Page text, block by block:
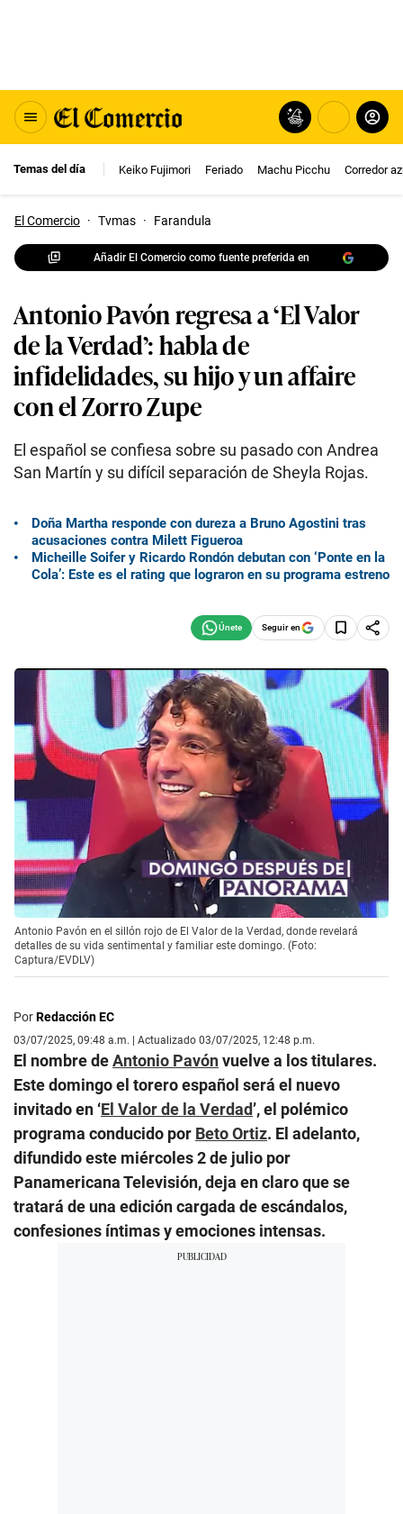
Temas del día Keiko Fujimori Feriado Machu Picchu Corredor
El Comercio · Tvmas · Farandula
Añadir El Comercio como fuente preferida en
Antonio Pavón regresa a ‘El Valor
de la Verdad’: habla de
infidelidades, su hijo y un affaire
con el Zorro Zupe
El español se confiesa sobre su pasado con Andrea
San Martín y su difícil separación de Sheyla Rojas.
Doña Martha responde con dureza a Bruno Agostini tras
acusaciones contra Milett Figueroa
Micheille Soifer y Ricardo Rondón debutan con ‘Ponte en la
Cola’: Este es el rating que lograron en su programa estreno
Seguir en
Antonio Pavón en el sillón rojo de El Valor de la Verdad, donde revelará
detalles de su vida sentimental y familiar este domingo. (Foto:
Captura/EVDLV)
PorRedacción EC
03/07/2025, 09:48 a.m. | Actualizado 03/07/2025, 12:48 p.m.
El nombre deAntonio Pavónvuelve a los titulares.
Este domingo el torero español será el nuevo
invitado en ‘El Valor de la Verdad’, el polémico
programa conducido por Beto Ortiz. El adelanto,
difundido este miércoles 2 de julio por
Panamericana Televisión, deja en claro que se
tratará de una edición cargada de escándalos,
confesiones íntimas y emociones intensas.